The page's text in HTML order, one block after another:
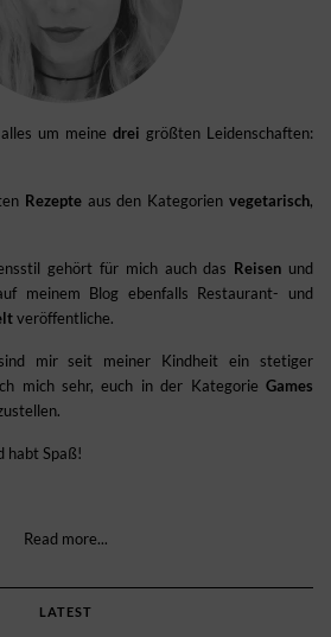
um meine drei größten Leidenschaften:
Rezepteaus den Kategorienvegetarisch,
gehört für mich auch das Reisen und
meinem Blog ebenfalls Restaurant- und
veröffentliche.
mir seit meiner Kindheit ein stetiger
mich sehr, euch in der Kategorie Games
habt Spaß!
Read more...
LATEST